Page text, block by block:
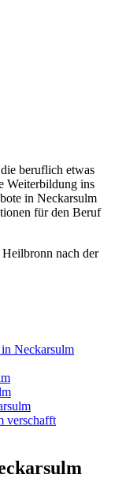
beruflich etwas
Weiterbildung ins
in Neckarsulm
für den Beruf
nach der
Neckarsulm
verschafft